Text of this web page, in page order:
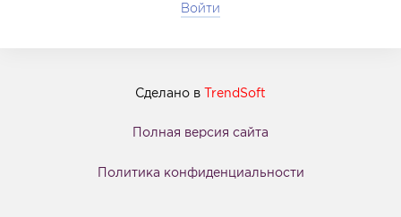
Войти
Сделано в TrendSoft
Полная версия сайта
Политика конфиденциальности